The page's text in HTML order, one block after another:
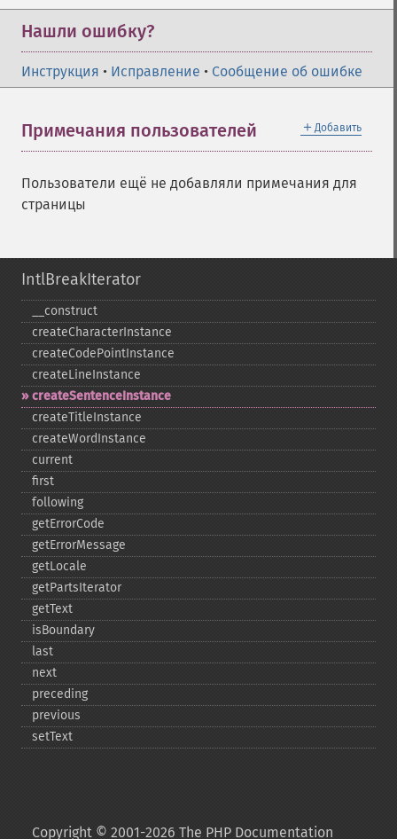
Нашли ошибку?
Инструкция • Исправление • Сообщение об ошибке
＋ Добавить
Примечания пользователей
Пользователи ещё не добавляли примечания для
страницы
IntlBreakIterator
_​_​construct
createCharacterInstance
createCodePointInstance
createLineInstance
createSentenceInstance
createTitleInstance
createWordInstance
current
first
following
getErrorCode
getErrorMessage
getLocale
getPartsIterator
getText
isBoundary
last
next
preceding
previous
setText
Copyright © 2001-2026 The PHP Documentation